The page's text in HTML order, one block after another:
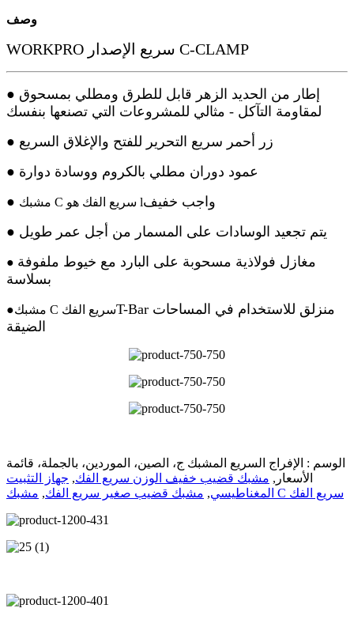
وصف
WORKPRO سريع الإصدار C-CLAMP
● إطار من الحديد الزهر قابل للطرق ومطلي بمسحوق
لمقاومة التآكل - مثالي للمشروعات التي تصنعها بنفسك
● زر أحمر سريع التحرير للفتح والإغلاق السريع
● عمود دوران مطلي بالكروم ووسادة دوارة
●
مشبك C سريع الفك هو lواجب خفيف
● يتم تجعيد الوسادات على المسمار من أجل عمر طويل
● مغازل فولاذية مسحوبة على البارد مع خيوط ملفوفة
بسلاسة
● مشبك C سريع الفكT-Bar منزلق للاستخدام في المساحات
الضيقة
الوسم : الإفراج السريع المشبك ج، الصين، الموردين، بالجملة، قائمة
الأسعار, مشبك قضيب خفيف الوزن سريع الفك, جهاز التثبيت
المغناطيسي, مشبك قضيب صغير سريع الفك, مشبك C سريع الفك